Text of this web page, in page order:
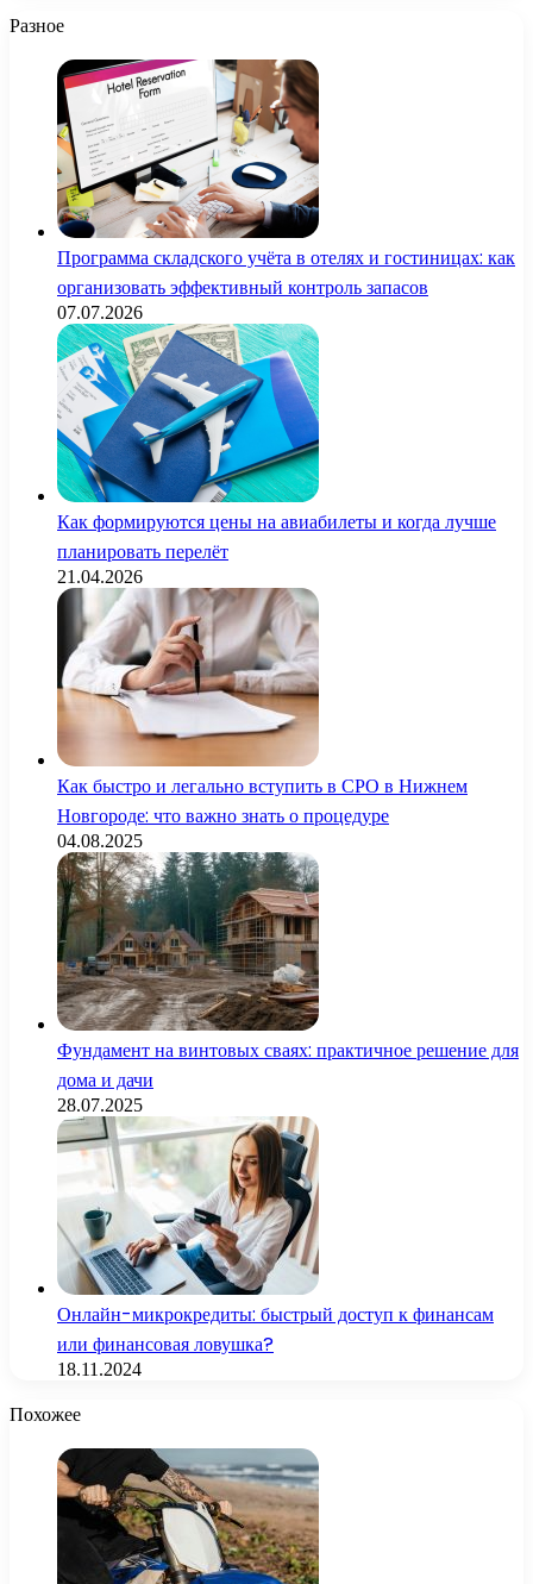
Разное
Программа складского учёта в отелях и гостиницах: как
организовать эффективный контроль запасов
07.07.2026
Как формируются цены на авиабилеты и когда лучше
планировать перелёт
21.04.2026
Как быстро и легально вступить в СРО в Нижнем
Новгороде: что важно знать о процедуре
04.08.2025
Фундамент на винтовых сваях: практичное решение для
дома и дачи
28.07.2025
Онлайн-микрокредиты: быстрый доступ к финансам
или финансовая ловушка?
18.11.2024
Похожее